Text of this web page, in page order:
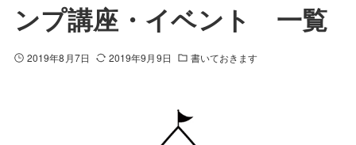
ンプ講座・イベント 一覧
2019年8月7日 2019年9月9日 書いておきます